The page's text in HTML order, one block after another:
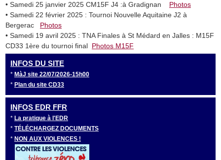
• Samedi 25 janvier 2025 CM15F J4 :à Gradignan
Photos
• Samedi 22 février 2025 : Tournoi Nouvelle Aquitaine J2 à
Bergerac
Photos
• Samedi 19 avril 2025 : TNA Finales à St Médard en Jalles : M15F
CD33 1ère du tournoi final
Photos M15F
INFOS DU SITE
* MàJ site 22/07/2026-15h00
* Plan du site CD33
INFOS EDR FFR
* La pratique à l'EDR
* TÉLÉCHARGEZ DOCUMENTS
* NON AUX VIOLENCES !